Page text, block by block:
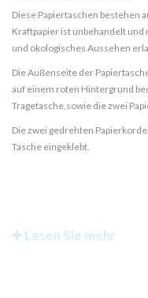
Diese Papiertaschen bestehen
Kraftpapier ist unbehandelt
und ökologisches Aussehen
Die Außenseite der
auf einem roten Hintergrund
Tragetasche,sowie die zwei
Die zwei gedrehten
Tasche eingeklebt.
Lesen Sie mehr